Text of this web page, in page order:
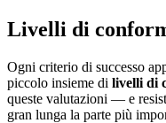
Livelli di
Ogni criterio di successo
piccolo insieme di livelli di
queste valutazioni — e
gran lunga la parte più